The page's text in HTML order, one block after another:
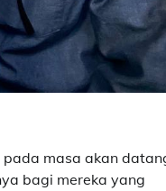
masa akan
bagi mereka yang